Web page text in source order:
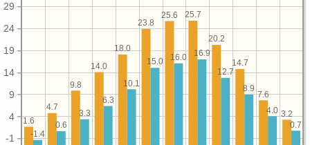
-1
4
9
14
19
24
29
3.2
7.6
14.7
20.2
25.7
25.6
23.8
18.0
14.0
9.8
4.7
1.6
0.7
4.0
8.9
12.7
16.9
16.0
15.0
10.1
6.3
3.3
0.6
-1.4